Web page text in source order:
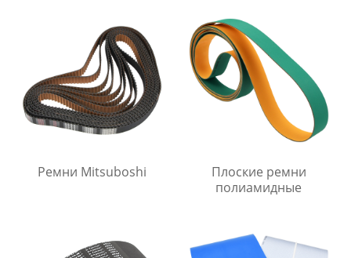
Ремни Mitsuboshi
Плоские ремни
полиамидные